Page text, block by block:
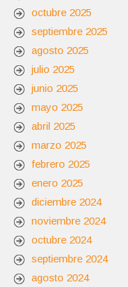
octubre 2025
septiembre 2025
agosto 2025
julio 2025
junio 2025
mayo 2025
abril 2025
marzo 2025
febrero 2025
enero 2025
diciembre 2024
noviembre 2024
octubre 2024
septiembre 2024
agosto 2024